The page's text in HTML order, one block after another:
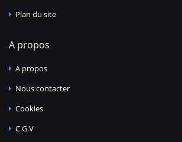
Plan du site
A propos
A propos
Nous contacter
Cookies
C.G.V